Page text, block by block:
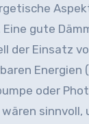
gute
der Einsatz
Energien
oder
sinnvoll,